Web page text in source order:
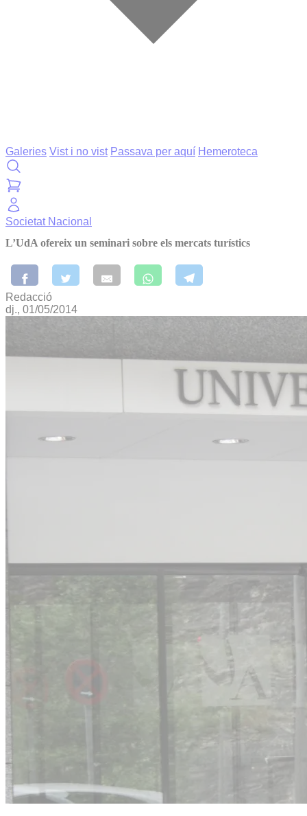
Galeries Vist i no vist Passava per aquí Hemeroteca
Societat Nacional
L’UdA ofereix un seminari sobre els mercats turístics
Redacció
dj., 01/05/2014